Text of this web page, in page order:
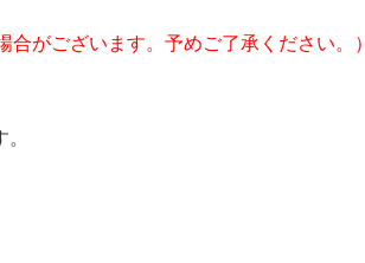
がございます。予めご了承ください。）